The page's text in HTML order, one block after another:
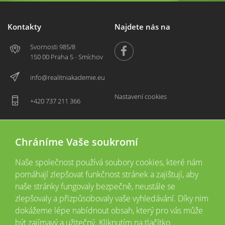
Kontakty
Svornosti 985/8
150 00 Praha 5 - Smíchov
info@realitniakademie.eu
+420 737 211 366
Najdete nás na
Nastavení cookies
2026 © CopyrightVšechna práva vyhrazena
Tyto webové stránky jsou provozovány společností Realitní akademie České
Chráníme Vaše soukromí
Naše společnost používá soubory cookies, které nám
pomáhají zlepšovat funkčnost stránek a zajištují, aby
naše stránky fungovaly bezpečně, neustále se
zlepšovaly a přizpůsobovaly vaše vyhledávání. Díky nim
dokážeme lépe nabídnout obsah, který pro vás může
být zajímavý a užitečný. Kliknutím na tlačítko